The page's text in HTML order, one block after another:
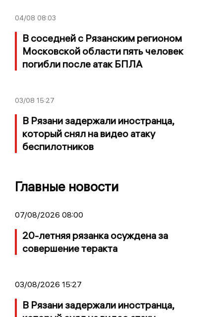
04/08 08:03
В соседней с Рязанским регионом
Московской области пять человек
погибли после атак БПЛА
03/08 15:27
В Рязани задержали иностранца,
который снял на видео атаку
беспилотников
Главные новости
07/08/2026 08:00
20-летняя рязанка осуждена за
совершение теракта
03/08/2026 15:27
В Рязани задержали иностранца,